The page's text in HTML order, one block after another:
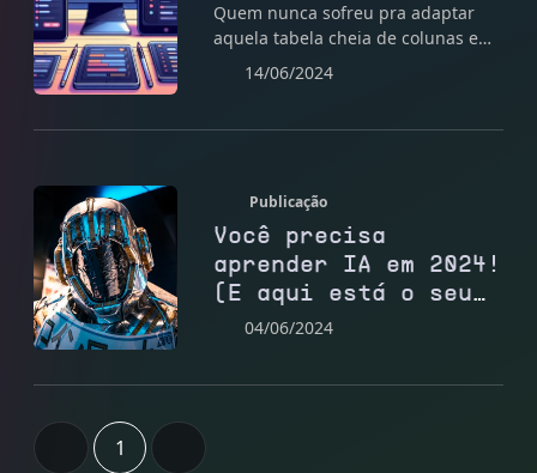
Quem nunca sofreu pra adaptar
aquela tabela cheia de colunas em
telas menores?! Hoje eu vou
14/06/2024
Publicação
Você precisa
aprender IA em 2024!
(E aqui está o seu
roteiro)
04/06/2024
1